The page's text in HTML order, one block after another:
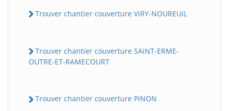
Trouver chantier couverture ViRY-NOUREUiL
Trouver chantier couverture SAiNT-ERME-
OUTRE-ET-RAMECOURT
Trouver chantier couverture PiNON